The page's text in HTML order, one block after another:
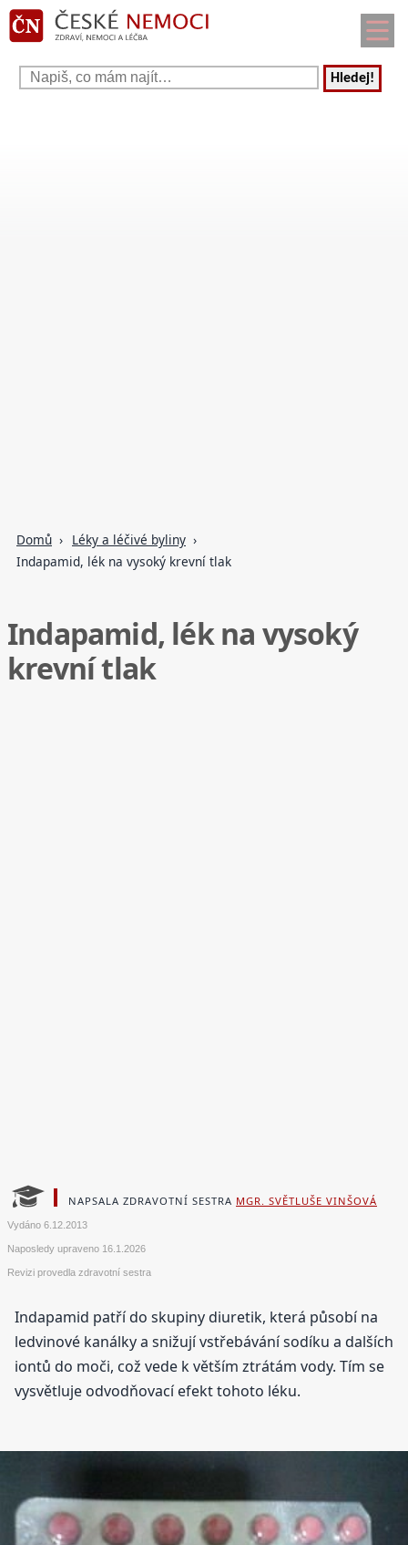
Hledej!
Domů
Léky a léčivé byliny
Indapamid, lék na vysoký krevní tlak
Indapamid, lék na vysoký
krevní tlak
NAPSALA ZDRAVOTNÍ SESTRA MGR. SVĚTLUŠE VINŠOVÁ
Vydáno 6.12.2013
Naposledy upraveno 16.1.2026
Revizi provedla zdravotní sestra
Indapamid patří do skupiny diuretik, která působí na
ledvinové kanálky a snižují vstřebávání sodíku a dalších
iontů do moči, což vede k větším ztrátám vody. Tím se
vysvětluje odvodňovací efekt tohoto léku.